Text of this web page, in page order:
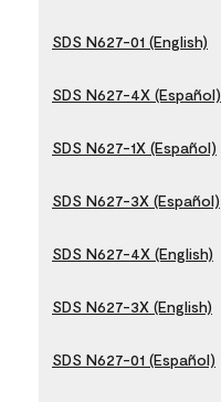
SDS N627-01 (English)
SDS N627-4X (Español)
SDS N627-1X (Español)
SDS N627-3X (Español)
SDS N627-4X (English)
SDS N627-3X (English)
SDS N627-01 (Español)